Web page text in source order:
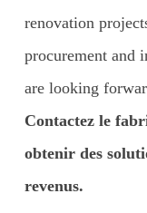
renovation
procurement and
are looking
Contactez le
obtenir des
revenus.